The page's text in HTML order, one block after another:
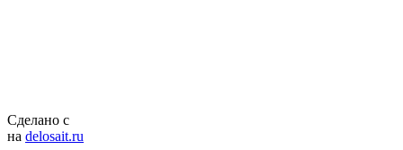
Сделано с
на delosait.ru